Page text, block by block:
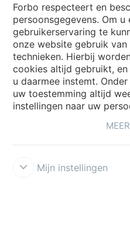
Website
Kies uw land
My Forbo
Forbo respecteert en
persoonsgegevens. Om u
gebruikerservaring te
onze website gebruik
technieken. Hierbij
cookies altijd gebruikt,
u daarmee instemt.
uw toestemming altijd
instellingen naar uw
MEER
Mijn instellingen